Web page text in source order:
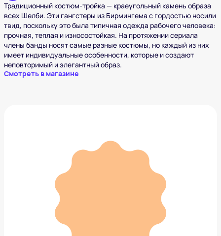
Традиционный костюм-тройка — краеугольный камень образа
всех Шелби. Эти гангстеры из Бирмингема с гордостью носили
твид, поскольку это была типичная одежда рабочего человека:
прочная, теплая и износостойкая. На протяжении сериала
члены банды носят самые разные костюмы, но каждый из них
имеет индивидуальные особенности, которые и создают
неповторимый и элегантный образ.
Смотреть в магазине